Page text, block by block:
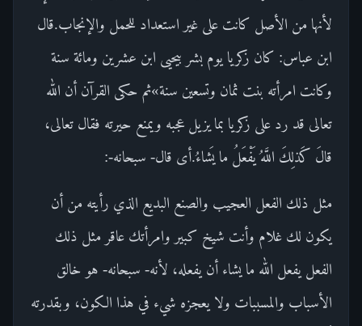
لأنها من الأصل كانت على غير استعداد للحمل والإنجاب.قال
ابن عباس: كان زكريا يوم بشر بيحيى ابن عشرين ومائة سنة
وكانت امرأته بنت ثمان وتسعين سنة»ثم حكى القرآن أن الله
تعالى قد رد على زكريا بما يزيل عجبه ويمنع حيرته فقال تعالى،
قالَ كَذلِكَ اللَّهُ يَفْعَلُ ما يَشاءُ.أى قال- سبحانه-:
مثل ذلك الفعل العجيب والصنع البديع الذي رأيته من أن
يكون لك غلام وأنت شيخ كبير وامرأتك عاقر مثل ذلك
الفعل يفعل الله ما يشاء أن يفعله، لأنه- سبحانه- هو خالق
الأسباب والمسببات ولا يعجزه شيء في هذا الكون، وبقدرته